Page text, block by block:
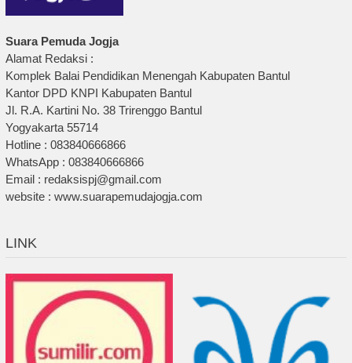
Suara Pemuda Jogja
Alamat Redaksi :
Komplek Balai Pendidikan Menengah Kabupaten Bantul
Kantor DPD KNPI Kabupaten Bantul
Jl. R.A. Kartini No. 38 Trirenggo Bantul
Yogyakarta 55714
Hotline : 083840666866
WhatsApp : 083840666866
Email : redaksispj@gmail.com
website : www.suarapemudajogja.com
LINK